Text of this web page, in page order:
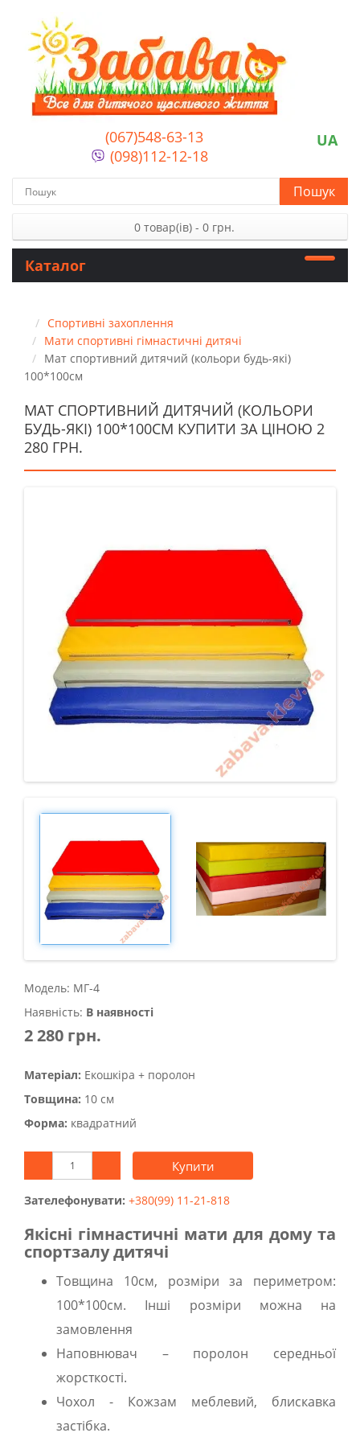
(067)548-63-13
(098)112-12-18
UA
Пошук
0 товар(ів) - 0 грн.
Каталог
Спортивні захоплення
Мати спортивні гімнастичні дитячі
Мат спортивний дитячий (кольори будь-які)
100*100см
МАТ СПОРТИВНИЙ ДИТЯЧИЙ (КОЛЬОРИ
БУДЬ-ЯКІ) 100*100СМ КУПИТИ ЗА ЦІНОЮ 2
280 ГРН.
Модель: МГ-4
Наявність: В наявності
2 280 грн.
Матеріал: Екошкіра + поролон
Товщина: 10 см
Форма: квадратний
Купити
Зателефонувати: +380(99) 11-21-818
Якісні гімнастичні мати для дому та
спортзалу дитячі
Товщина 10см, розміри за периметром:
100*100см. Інші розміри можна на
замовлення
Наповнювач – поролон середньої
жорсткості.
Чохол - Кожзам меблевий, блискавка
застібка.